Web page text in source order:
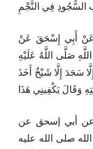
السُّجُودِ فِي النَّجْمِ
عَنْ أَبِي إِسْحَقَ عَنْ
صَلَّى اللَّهُ عَلَيْهِ
سَجَدَ إِلَّا شَيْخٌ أَخَذَ
وَقَالَ يَكْفِينِي هَذَا
عن أبي إسحق عن
صلى الله عليه